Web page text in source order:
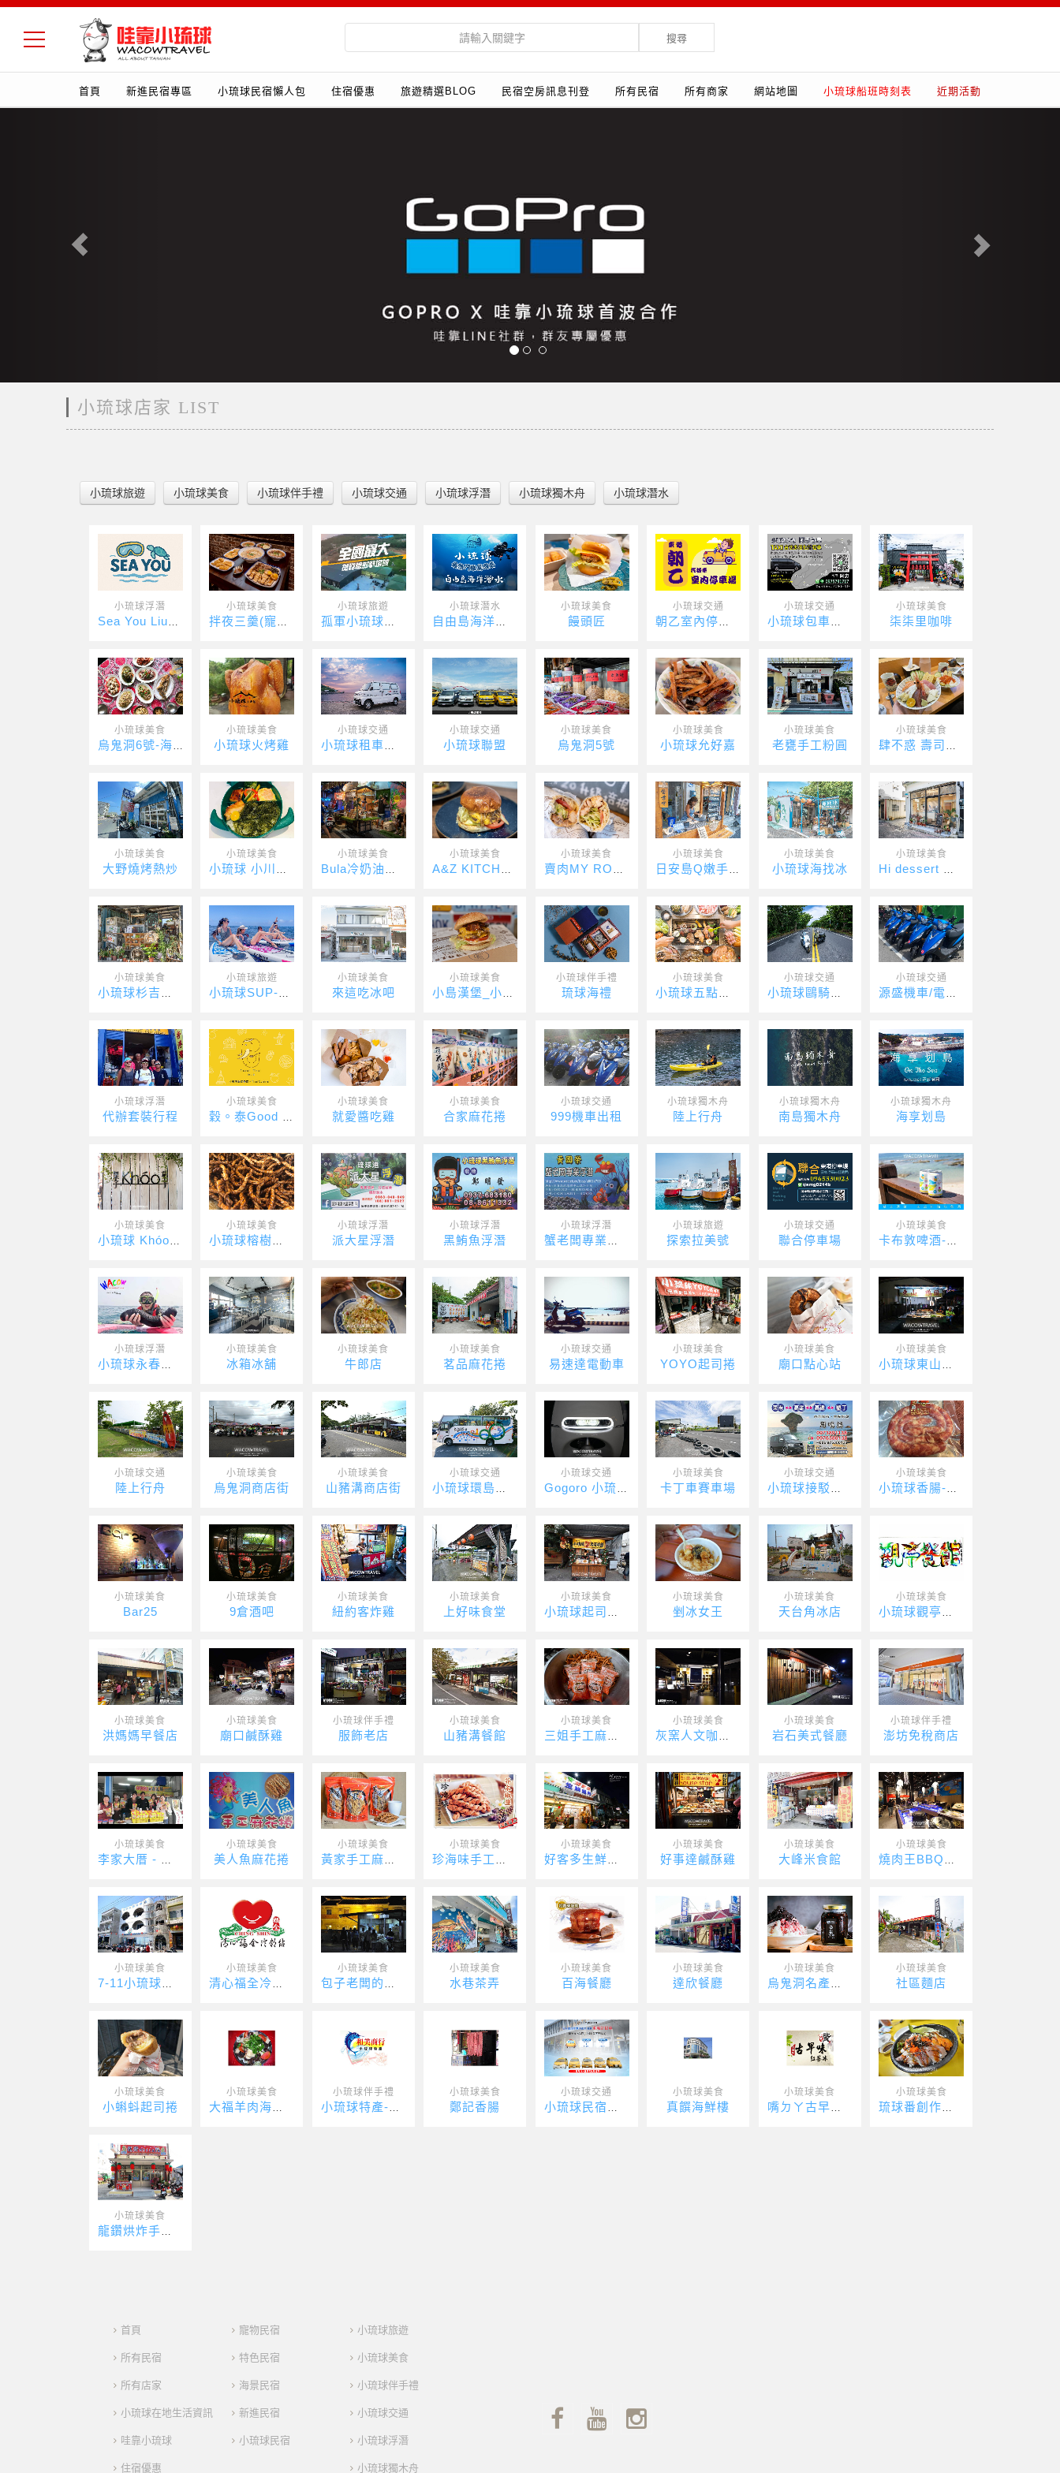
搜尋
首頁 新進民宿專區 小琉球民宿懶人包 住宿優惠 旅遊精選BLOG 民宿空房訊息刊登 所有民宿 所有商家 網站地圖 小琉球船班時刻表 近期活動
小琉球店家 LIST
小琉球旅遊 小琉球美食 小琉球伴手禮 小琉球交通 小琉球浮潛 小琉球獨木舟 小琉球潛水
小琉球浮潛
Sea You Liuqiu 水上活動
小琉球美食
拌夜三羹(寵物友善)
小琉球旅遊
孤軍小琉球戰場
小琉球潛水
自由島海洋潛水
小琉球美食
饅頭匠
小琉球交通
朝乙室內停車場
小琉球交通
小琉球包車服務阿忠包車
小琉球美食
柒柒里咖啡
小琉球美食
烏鬼洞6號-海濤客
小琉球美食
小琉球火烤雞
小琉球交通
小琉球租車推薦-速達海灣
小琉球交通
小琉球聯盟
小琉球美食
烏鬼洞5號
小琉球美食
小琉球允好嘉
小琉球美食
老甕手工粉圓
小琉球美食
肆不惑 壽司．丼
小琉球美食
大野燒烤熱炒
小琉球美食
小琉球 小川壽司 海龜便當
小琉球美食
Bula冷奶油咖椰吐司
小琉球美食
A&Z KITCHEN
小琉球美食
賣肉MY ROLL捲餅店
小琉球美食
日安島Q嫩手作仙草
小琉球美食
小琉球海找冰
小琉球美食
Hi dessert 蛋糕甜點專賣店
小琉球美食
小琉球杉吉商行
小琉球旅遊
小琉球SUP-緣海SUP
小琉球美食
來這吃冰吧
小琉球美食
小島漢堡_小琉球漢堡_小琉球美式漢堡_Xiaoliuqiu Am
小琉球伴手禮
琉球海禮
小琉球美食
小琉球五點燒烤
小琉球交通
小琉球鷗騎娜娃電動車
小琉球交通
源盛機車/電動車出租
小琉球浮潛
代辦套裝行程
小琉球美食
穀。泰Good Thai
小琉球美食
就愛醬吃雞
小琉球美食
合家麻花捲
小琉球交通
999機車出租
小琉球獨木舟
陸上行舟
小琉球獨木舟
南島獨木舟
小琉球獨木舟
海享划島
小琉球美食
小琉球 Khóo 果子菓子
小琉球美食
小琉球榕樹下麻花捲
小琉球浮潛
派大星浮潛
小琉球浮潛
黑鮪魚浮潛
小琉球浮潛
蟹老闆專業浮潛
小琉球旅遊
探索拉美號
小琉球交通
聯合停車場
小琉球美食
卡布敦啤酒-Captain
小琉球浮潛
小琉球永春浮潛
小琉球美食
冰箱冰舖
小琉球美食
牛郎店
小琉球美食
茗品麻花捲
小琉球交通
易速達電動車
小琉球美食
YOYO起司捲
小琉球美食
廟口點心站
小琉球美食
小琉球東山鴨頭
小琉球交通
陸上行舟
小琉球美食
烏鬼洞商店街
小琉球美食
山豬溝商店街
小琉球交通
小琉球環島接駁車
小琉球交通
Gogoro 小琉球（尚美租車）
小琉球美食
卡丁車賽車場
小琉球交通
小琉球接駁車-吉品瘋台灣
小琉球美食
小琉球香腸-李二代
小琉球美食
Bar25
小琉球美食
9倉酒吧
小琉球美食
紐約客炸雞
小琉球美食
上好味食堂
小琉球美食
小琉球起司捲餅
小琉球美食
剉冰女王
小琉球美食
天台角冰店
小琉球美食
小琉球觀亭餐館
小琉球美食
洪媽媽早餐店
小琉球美食
廟口鹹酥雞
小琉球伴手禮
服飾老店
小琉球美食
山豬溝餐館
小琉球美食
三姐手工麻花捲
小琉球美食
灰窯人文咖啡館
小琉球美食
岩石美式餐廳
小琉球伴手禮
澎坊免稅商店
小琉球美食
李家大厝 - 一琉麻花捲
小琉球美食
美人魚麻花捲
小琉球美食
黃家手工麻花捲
小琉球美食
珍海味手工麻花捲
小琉球美食
好客多生鮮超市
小琉球美食
好事達鹹酥雞
小琉球美食
大峰米食館
小琉球美食
燒肉王BBQ吃到飽
小琉球美食
7-11小琉球中正店
小琉球美食
清心福全冷飲/琉球店
小琉球美食
包子老闆的爆漿饅頭
小琉球美食
水巷茶弄
小琉球美食
百海餐廳
小琉球美食
達欣餐廳
小琉球美食
烏鬼洞名產中心
小琉球美食
社區麵店
小琉球美食
小蝌蚪起司捲
小琉球美食
大福羊肉海鮮店
小琉球伴手禮
小琉球特產-和美商行
小琉球美食
鄭記香腸
小琉球交通
小琉球民宿接駁車-東琉計程車
小琉球美食
真饌海鮮樓
小琉球美食
嘴ㄉㄚ古早味紅茶冰
小琉球美食
琉球番創作壽司
小琉球美食
龍鑽烘炸手工麻花捲
首頁
所有民宿
所有店家
小琉球在地生活資訊
哇靠小琉球
住宿優惠
寵物民宿
特色民宿
海景民宿
新進民宿
小琉球民宿
小琉球旅遊
小琉球美食
小琉球伴手禮
小琉球交通
小琉球浮潛
小琉球獨木舟